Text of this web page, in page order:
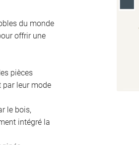
du monde
offrir une
pièces
par leur mode
le bois,
intégré la